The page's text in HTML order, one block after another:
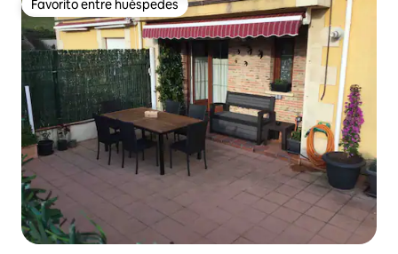
Favorito entre huéspedes
Favorito entre huéspedes